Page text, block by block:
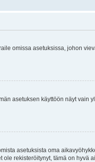
omissa asetuksissa, johon
asetuksen käyttöön näyt
asetuksista oma
rekisteröitynyt, tämä on hyvä